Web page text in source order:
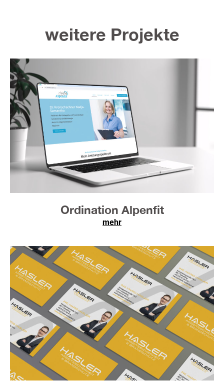
weitere Projekte
Ordination Alpenfit
mehr